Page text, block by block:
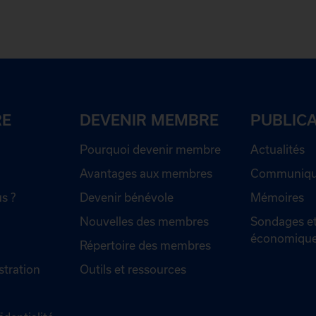
?
DEVENIR MEMBRE
Pourquoi devenir membre
Avantages aux membres
Devenir bénévole
Nouvelles des membres
Répertoire des membres
Outils et ressources
Actualités
Mémoires
Sondages